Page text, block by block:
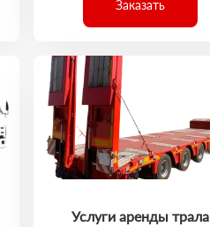
Заказать
Услуги аренды трала